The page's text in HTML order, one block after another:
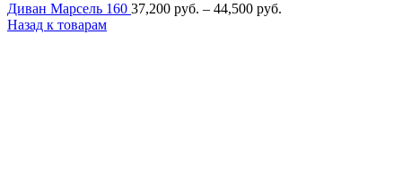
Диван Марсель 160 37,200 руб. – 44,500 руб.
Назад к товарам